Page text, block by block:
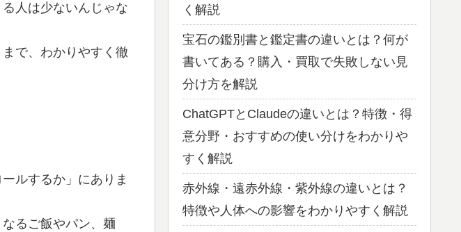
人は少ないんじゃな
で、わかりやすく徹
ルするか」にありま
るご飯やパン、麺
く解説
宝石の鑑別書と鑑定書の違いとは？何が
書いてある？購入・買取で失敗しない見
分け方を解説
ChatGPTとClaudeの違いとは？特徴・得
意分野・おすすめの使い分けをわかりや
すく解説
赤外線・遠赤外線・紫外線の違いとは？
特徴や人体への影響をわかりやすく解説